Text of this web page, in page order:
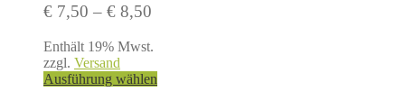
€ 7,50 – € 8,50
bis
€ 8,50
Enthält 19% Mwst.
zzgl. Versand
Ausführung wählen